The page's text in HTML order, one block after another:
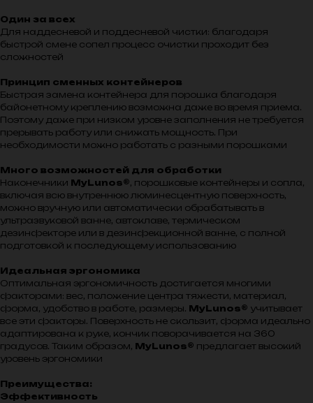
Один за всех
Для наддесневой и поддесневой чистки: благодаря
быстрой смене сопел процесс очистки проходит без
сложностей
Принцип сменных контейнеров
Быстрая замена контейнера для порошка благодаря
байонетному креплению возможна даже во время приема.
Поэтому даже при низком уровне заполнения не требуется
прерывать работу или снижать мощность. При
необходимости можно работать с разными порошками
Много возможностей для обработки
Наконечники MyLunos®, порошковые контейнеры и сопла,
включая всю внутреннюю люминесцентную поверхность,
можно вручную или автоматически обрабатывать в
ультразвуковой ванне, автоклаве, термическом
дезинфекторе или в дезинфекционной ванне, с полной
подготовкой к последующему использованию
Идеальная эргономика
Оптимальная эргономичность достигается многими
факторами: вес, положение центра тяжести, материал,
форма, удобство в работе, размеры. MyLunos® учитывает
все эти факторы. Поверхность не скользит, форма идеально
адаптирована к руке, кончик поворачивается на 360
градусов. Таким образом, MyLunos® предлагает высокий
уровень эргономики
Преимущества:
Эффективность